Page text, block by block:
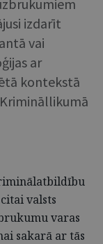
izdarīt
vai
ar
kontekstā
valsts
varas
sakarā ar tās